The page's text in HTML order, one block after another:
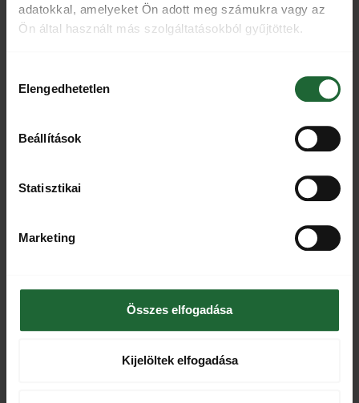
adatokkal, amelyeket Ön adott meg számukra vagy az
Ön által használt más szolgáltatásokból gyűjtöttek.
kiválasztása
Elengedhetetlen
Beállítások
Statisztikai
Marketing
Összes elfogadása
Kijelöltek elfogadása
FRISS CIKKEK
dobd fel Csak Norris chili
Reaper chilivel ízesítve